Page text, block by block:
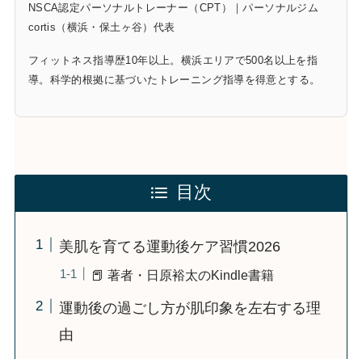
NSCA認定パーソナルトレーナー（CPT）｜パーソナルジム
cortis（横浜・保土ヶ谷）代表
フィットネス指導歴10年以上。横浜エリアで500名以上を指
導。科学的根拠に基づいたトレーニング指導を得意とする。
目次
美肌を育てる運動後ケア習慣2026
📕 著者・日原裕太のKindle書籍
運動後の過ごし方が肌印象を左右する理
由